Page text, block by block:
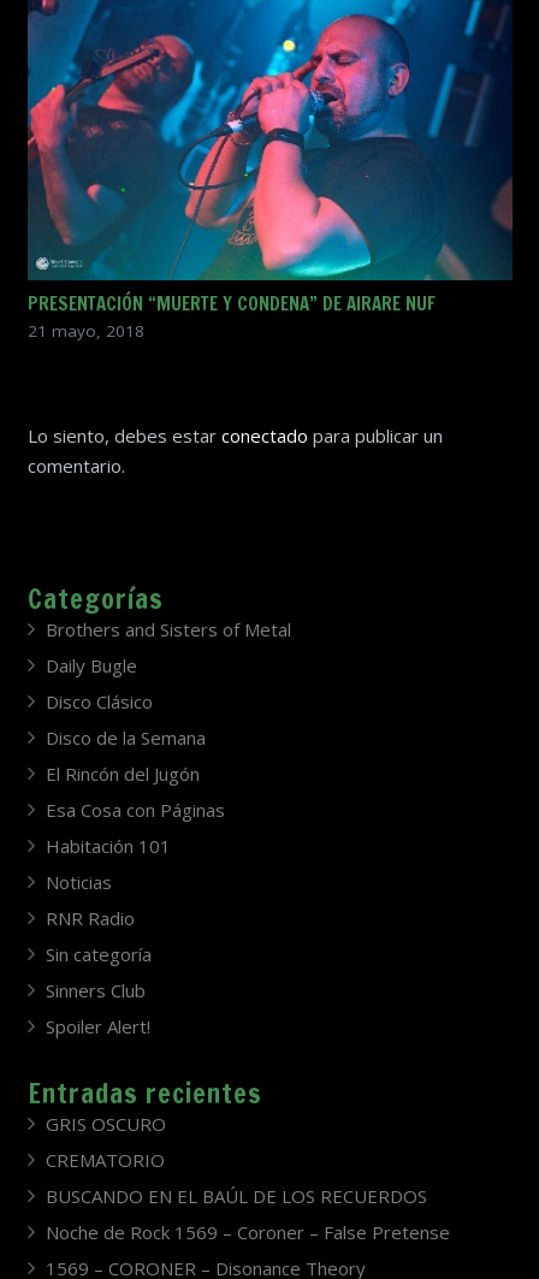
PRESENTACIÓN “MUERTE Y CONDENA” DE AIRARE NUF
21 mayo, 2018
Lo siento, debes estar conectado para publicar un
comentario.
Categorías
Brothers and Sisters of Metal
Daily Bugle
Disco Clásico
Disco de la Semana
El Rincón del Jugón
Esa Cosa con Páginas
Habitación 101
Noticias
RNR Radio
Sin categoría
Sinners Club
Spoiler Alert!
Entradas recientes
GRIS OSCURO
CREMATORIO
BUSCANDO EN EL BAÚL DE LOS RECUERDOS
Noche de Rock 1569 – Coroner – False Pretense
1569 – CORONER – Disonance Theory